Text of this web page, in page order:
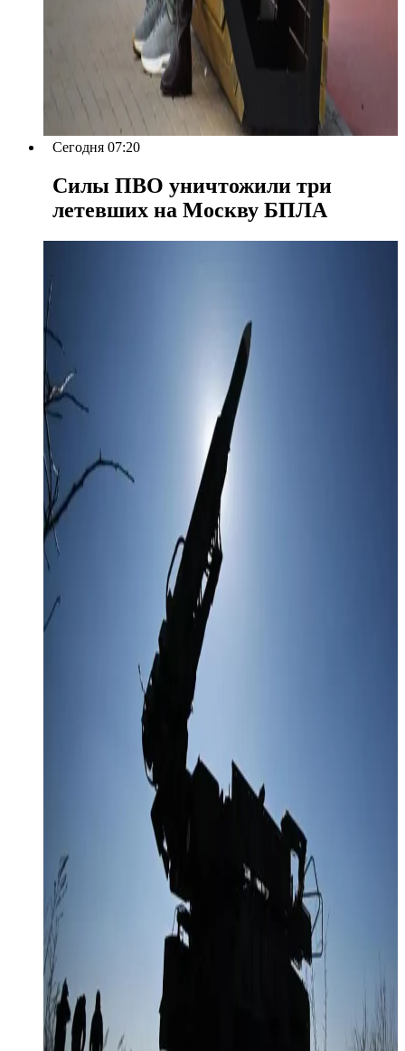
Сегодня 07:20
Силы ПВО уничтожили три
летевших на Москву БПЛА